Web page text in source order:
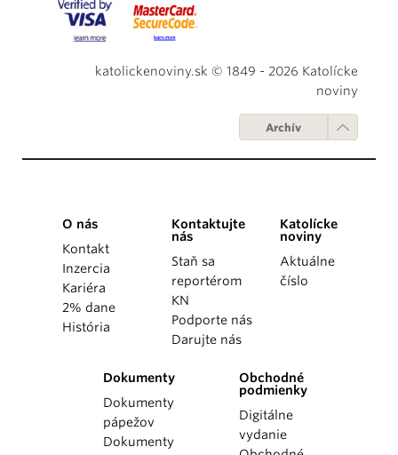
katolickenoviny.sk © 1849 - 2026 Katolícke
noviny
Archív
O nás
Kontakt
Inzercia
Kariéra
2% dane
História
Kontaktujte
nás
Staň sa
reportérom
KN
Podporte nás
Darujte nás
Katolícke
noviny
Aktuálne
číslo
Dokumenty
Dokumenty
pápežov
Dokumenty
Obchodné
podmienky
Digitálne
vydanie